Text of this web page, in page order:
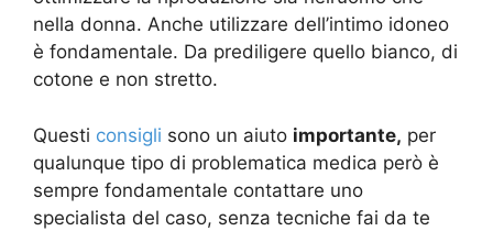
nella donna. Anche utilizzare dell’intimo idoneo
è fondamentale. Da prediligere quello bianco, di
cotone e non stretto.
Questi consigli sono un aiuto importante, per
qualunque tipo di problematica medica però è
sempre fondamentale contattare uno
specialista del caso, senza tecniche fai da te